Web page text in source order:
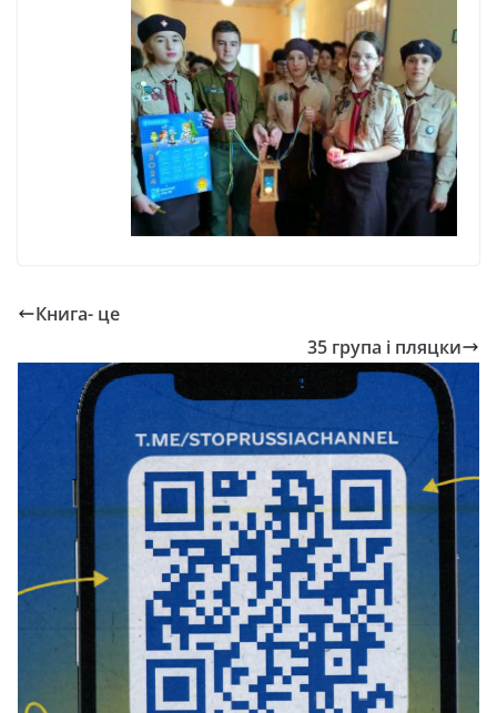
Книга- це
35 група і пляцки